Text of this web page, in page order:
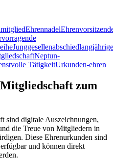
Ehrennadel
Junggesellenabschiedlangjährige
Neptun-
TätigkeitUrkunden-ehren
zum
sind digitale Auszeichnungen,
die Treue von Mitgliedern in
Diese Ehrenurkunden sind
und können direkt